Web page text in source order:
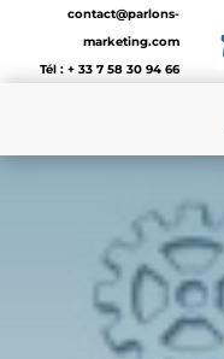
contact@parlons-
marketing.com
Tél : + 33 7 58 30 94 66